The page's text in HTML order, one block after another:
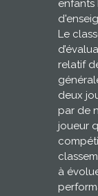
enfants
Le
relatif
deux
par de
joueur
à